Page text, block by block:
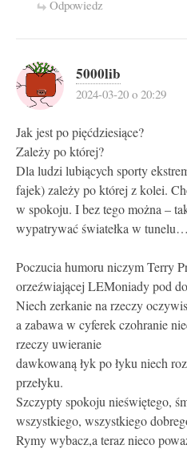
Odpowiedz
5000lib
2024-03-20 o 20:29
Jak jest po pięćdziesiące?
Zależy po której?
Dla ludzi lubiących sporty
fajek) zależy po której z kolei.
w spokoju. I bez tego można –
wypatrywać światełka w tunelu…
Poczucia humoru niczym Terry
orzeźwiającej LEMoniady pod
Niech zerkanie na rzeczy
a zabawa w cyferek czohranie
rzeczy uwieranie
dawkowaną łyk po łyku niech
przełyku.
Szczypty spokoju nieświętego,
wszystkiego, wszystkiego
Rymy wybacz,a teraz nieco